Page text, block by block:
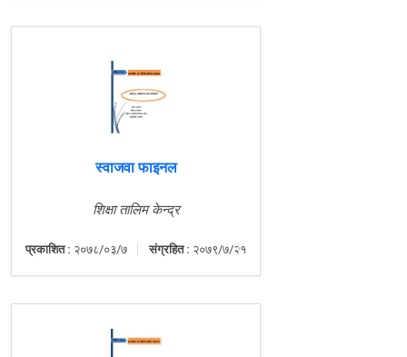
स्वाजवा फाइनल
शिक्षा तालिम केन्द्र
प्रकाशित : २०७८/०३/७ संग्रहित : २०७९/७/२१